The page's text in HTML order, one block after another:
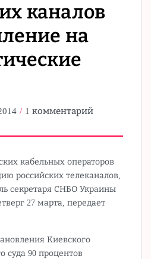
каналов
на
1 комментарий
кабельных операторов
российских телеканалов,
секретаря СНБО Украины
27 марта, передает
Киевского
суда 90 процентов